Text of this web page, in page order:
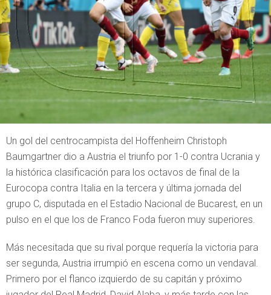
Un gol del centrocampista del Hoffenheim Christoph
Baumgartner dio a Austria el triunfo por 1-0 contra Ucrania y
la histórica clasificación para los octavos de final de la
Eurocopa contra Italia en la tercera y última jornada del
grupo C, disputada en el Estadio Nacional de Bucarest, en un
pulso en el que los de Franco Foda fueron muy superiores.
Más necesitada que su rival porque requería la victoria para
ser segunda, Austria irrumpió en escena como un vendaval.
Primero por el flanco izquierdo de su capitán y próximo